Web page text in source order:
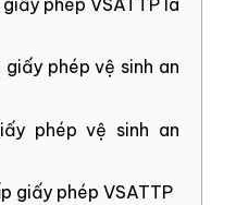
phép vệ sinh an
phép vệ sinh an
giấy phép VSATTP